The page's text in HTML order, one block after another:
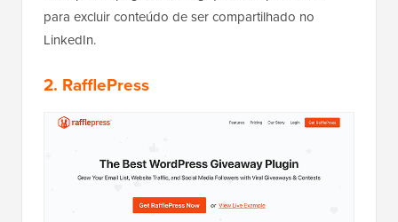
para excluir conteúdo de ser compartilhado no
LinkedIn.
2. RafflePress